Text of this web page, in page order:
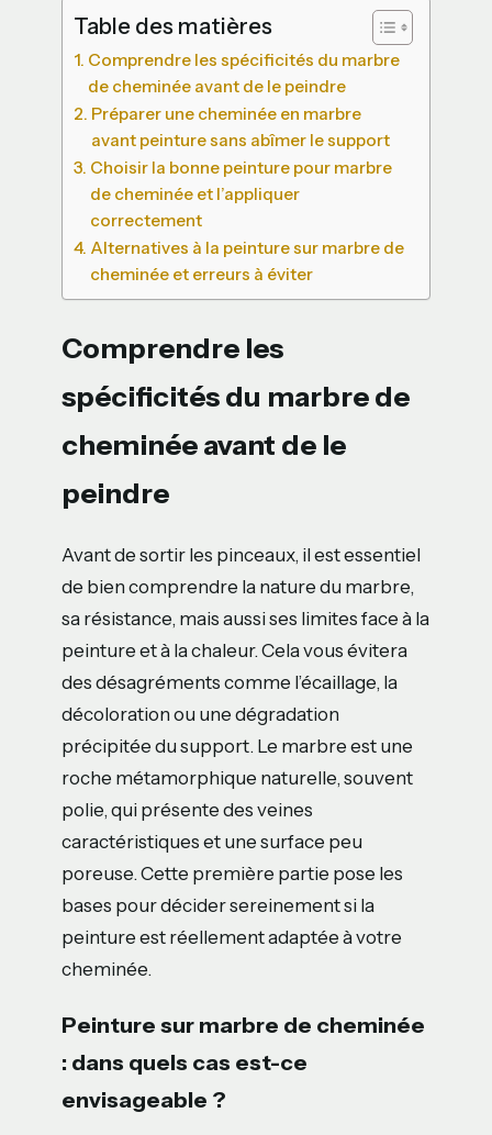
Table des matières
Comprendre les spécificités du marbre
de cheminée avant de le peindre
Préparer une cheminée en marbre
avant peinture sans abîmer le support
Choisir la bonne peinture pour marbre
de cheminée et l’appliquer
correctement
Alternatives à la peinture sur marbre de
cheminée et erreurs à éviter
Comprendre les
spécificités du marbre de
cheminée avant de le
peindre
Avant de sortir les pinceaux, il est essentiel
de bien comprendre la nature du marbre,
sa résistance, mais aussi ses limites face à la
peinture et à la chaleur. Cela vous évitera
des désagréments comme l’écaillage, la
décoloration ou une dégradation
précipitée du support. Le marbre est une
roche métamorphique naturelle, souvent
polie, qui présente des veines
caractéristiques et une surface peu
poreuse. Cette première partie pose les
bases pour décider sereinement si la
peinture est réellement adaptée à votre
cheminée.
Peinture sur marbre de cheminée
: dans quels cas est-ce
envisageable ?